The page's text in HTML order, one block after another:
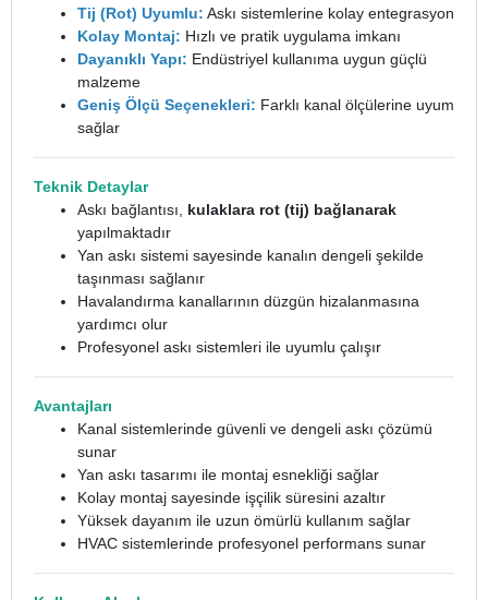
Tij (Rot) Uyumlu: Askı sistemlerine kolay entegrasyon
Kolay Montaj: Hızlı ve pratik uygulama imkanı
Dayanıklı Yapı: Endüstriyel kullanıma uygun güçlü
malzeme
Geniş Ölçü Seçenekleri: Farklı kanal ölçülerine uyum
sağlar
Teknik Detaylar
Askı bağlantısı, kulaklara rot (tij) bağlanarak
yapılmaktadır
Yan askı sistemi sayesinde kanalın dengeli şekilde
taşınması sağlanır
Havalandırma kanallarının düzgün hizalanmasına
yardımcı olur
Profesyonel askı sistemleri ile uyumlu çalışır
Avantajları
Kanal sistemlerinde güvenli ve dengeli askı çözümü
sunar
Yan askı tasarımı ile montaj esnekliği sağlar
Kolay montaj sayesinde işçilik süresini azaltır
Yüksek dayanım ile uzun ömürlü kullanım sağlar
HVAC sistemlerinde profesyonel performans sunar